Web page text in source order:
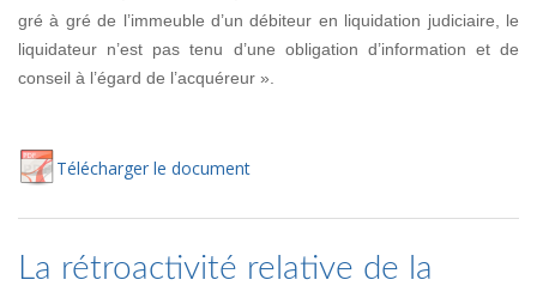
gré à gré de l’immeuble d’un débiteur en liquidation judiciaire, le
liquidateur n’est pas tenu d’une obligation d’information et de
conseil à l’égard de l’acquéreur ».
Télécharger le document
La rétroactivité relative de la